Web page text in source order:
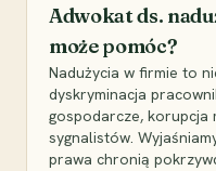
Adwokat ds.
może pomóc?
Nadużycia w firmie to
dyskryminacja
gospodarcze, korupcja
sygnalistów.
prawa chronią